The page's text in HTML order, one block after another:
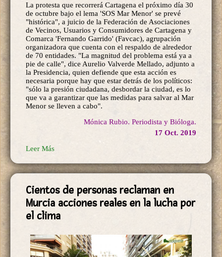
La protesta que recorrerá Cartagena el próximo día 30
de octubre bajo el lema 'SOS Mar Menor' se prevé
"histórica", a juicio de la Federación de Asociaciones
de Vecinos, Usuarios y Consumidores de Cartagena y
Comarca 'Fernando Garrido' (Favcac), agrupación
organizadora que cuenta con el respaldo de alrededor
de 70 entidades. "La magnitud del problema está ya a
pie de calle", dice Aurelio Valverde Mellado, adjunto a
la Presidencia, quien defiende que esta acción es
necesaria porque hay que estar detrás de los políticos:
"sólo la presión ciudadana, desbordar la ciudad, es lo
que va a garantizar que las medidas para salvar al Mar
Menor se lleven a cabo".
Mónica Rubio. Periodista y Bióloga.
17 Oct. 2019
Leer Más
Cientos de personas reclaman en
Murcia acciones reales en la lucha por
el clima